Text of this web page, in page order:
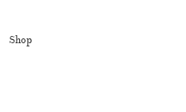
Shop